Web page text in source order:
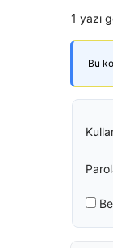
1 yazı
Bu